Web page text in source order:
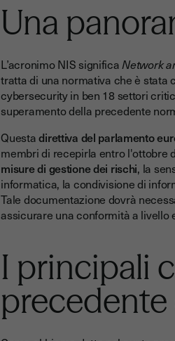
Una
L’acronimo NIS significa Network
tratta di una normativa che è stata
cybersecurity in ben 18 settori
superamento della precedente
Questadirettiva del parlamento
membri di recepirla entro l'ottobre
misure di gestione dei rischi, la
informatica, la condivisione di
Tale documentazione dovrà
assicurare una conformità a livello
I principali
precedente